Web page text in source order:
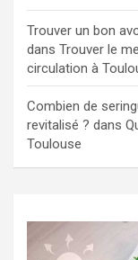
Trouver un bon
dans Trouver le
circulation à
Combien de
revitalisé ? dans
Toulouse